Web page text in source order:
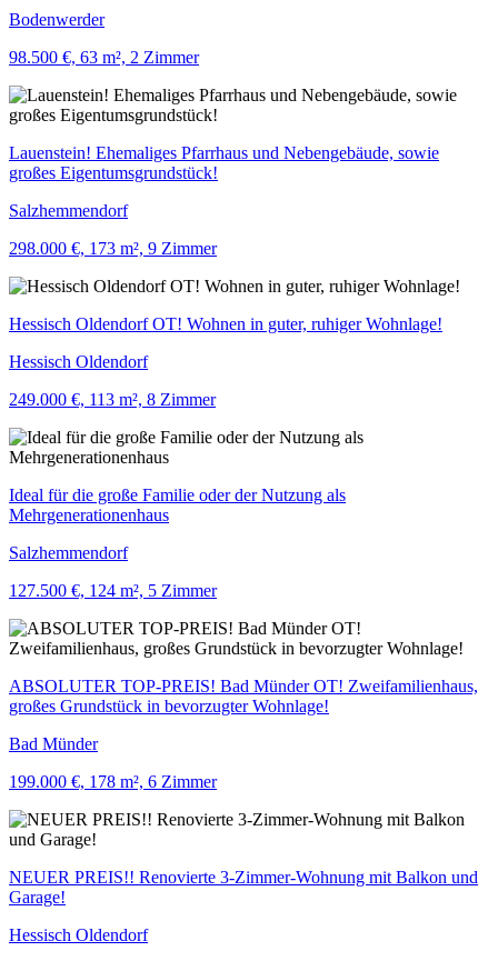
Bodenwerder
98.500 €, 63 m², 2 Zimmer
Lauenstein! Ehemaliges Pfarrhaus und Nebengebäude, sowie
großes Eigentumsgrundstück!
Salzhemmendorf
298.000 €, 173 m², 9 Zimmer
Hessisch Oldendorf OT! Wohnen in guter, ruhiger Wohnlage!
Hessisch Oldendorf
249.000 €, 113 m², 8 Zimmer
Ideal für die große Familie oder der Nutzung als
Mehrgenerationenhaus
Salzhemmendorf
127.500 €, 124 m², 5 Zimmer
ABSOLUTER TOP-PREIS! Bad Münder OT! Zweifamilienhaus,
großes Grundstück in bevorzugter Wohnlage!
Bad Münder
199.000 €, 178 m², 6 Zimmer
NEUER PREIS!! Renovierte 3-Zimmer-Wohnung mit Balkon und
Garage!
Hessisch Oldendorf